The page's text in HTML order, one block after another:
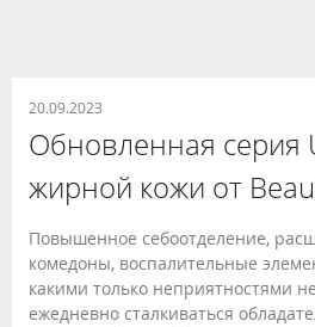
20.09.2023
Обновленная серия
жирной кожи от
Повышенное себоотделение,
комедоны, воспалительные
какими только неприятностями
ежедневно сталкиваться